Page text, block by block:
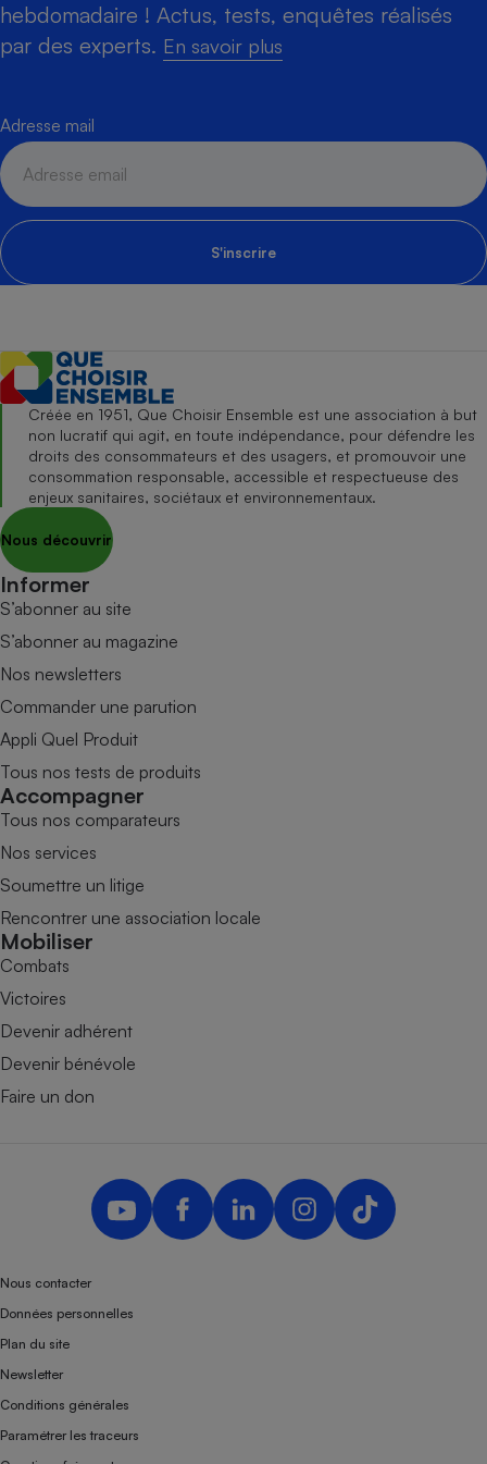
hebdomadaire ! Actus, tests, enquêtes réalisés
par des experts. En savoir plus
Adresse mail
S'inscrire
Créée en 1951, Que Choisir Ensemble est une association à but
non lucratif qui agit, en toute indépendance, pour défendre les
droits des consommateurs et des usagers, et promouvoir une
consommation responsable, accessible et respectueuse des
enjeux sanitaires, sociétaux et environnementaux.
Nous découvrir
Informer
S’abonner au site
S’abonner au magazine
Nos newsletters
Commander une parution
Appli Quel Produit
Tous nos tests de produits
Accompagner
Tous nos comparateurs
Nos services
Soumettre un litige
Rencontrer une association locale
Mobiliser
Combats
Victoires
Devenir adhérent
Devenir bénévole
Faire un don
Nous contacter
Données personnelles
Plan du site
Newsletter
Conditions générales
Paramétrer les traceurs